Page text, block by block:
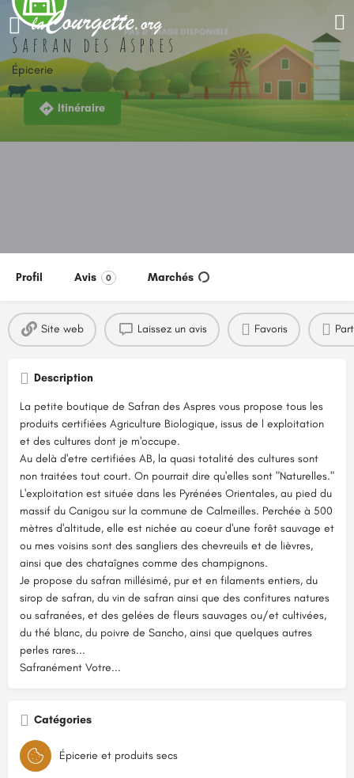
Safran des Aspres
Épicerie
Itinéraire
Profil Avis 0 Marchés
Site web Laissez un avis Favoris
Description
La petite boutique de Safran des Aspres vous propose tous les
produits certifiées Agriculture Biologique, issus de l exploitation
et des cultures dont je m'occupe.
Au delà d'etre certifiées AB, la quasi totalité des cultures sont
non traitées tout court. On pourrait dire qu'elles sont "Naturelles."
L'exploitation est située dans les Pyrénées Orientales, au pied du
massif du Canigou sur la commune de Calmeilles. Perchée à 500
mètres d'altitude, elle est nichée au coeur d'une forêt sauvage et
ou mes voisins sont des sangliers des chevreuils et de lièvres,
ainsi que des chataîgnes comme des champignons.
Je propose du safran millésimé, pur et en filaments entiers, du
sirop de safran, du vin de safran ainsi que des confitures natures
ou safranées, et des gelées de fleurs sauvages ou/et cultivées,
du thé blanc, du poivre de Sancho, ainsi que quelques autres
perles rares...
Safranément Votre...
Catégories
Épicerie et produits secs